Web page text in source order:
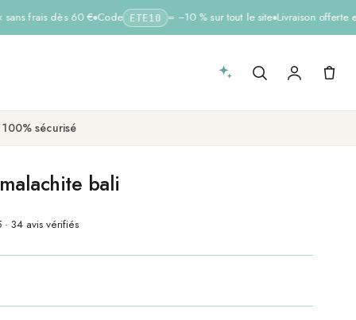
frais dès 60 € Code ETE10 = −10 % sur tout le site Livraison offerte
sécurisé
bali
· 34 avis vérifiés